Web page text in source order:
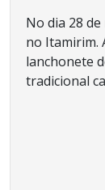
No dia 28
no Itamirim.
lanchonete
tradicional